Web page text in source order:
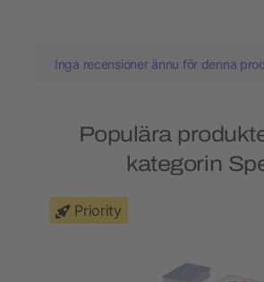
Inga recensioner ännu för denna
Populära
kategorin
Priority